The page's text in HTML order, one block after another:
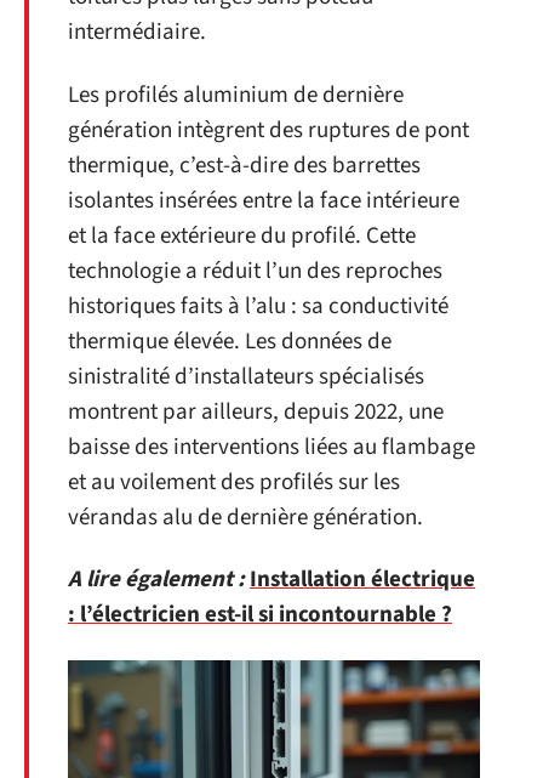
intermédiaire.
Les profilés aluminium de dernière
génération intègrent des ruptures de pont
thermique, c’est-à-dire des barrettes
isolantes insérées entre la face intérieure
et la face extérieure du profilé. Cette
technologie a réduit l’un des reproches
historiques faits à l’alu : sa conductivité
thermique élevée. Les données de
sinistralité d’installateurs spécialisés
montrent par ailleurs, depuis 2022, une
baisse des interventions liées au flambage
et au voilement des profilés sur les
vérandas alu de dernière génération.
A lire également :Installation électrique
: l’électricien est-il si incontournable ?